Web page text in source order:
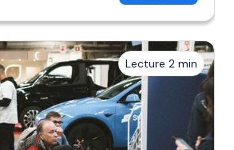
Lecture 2 min